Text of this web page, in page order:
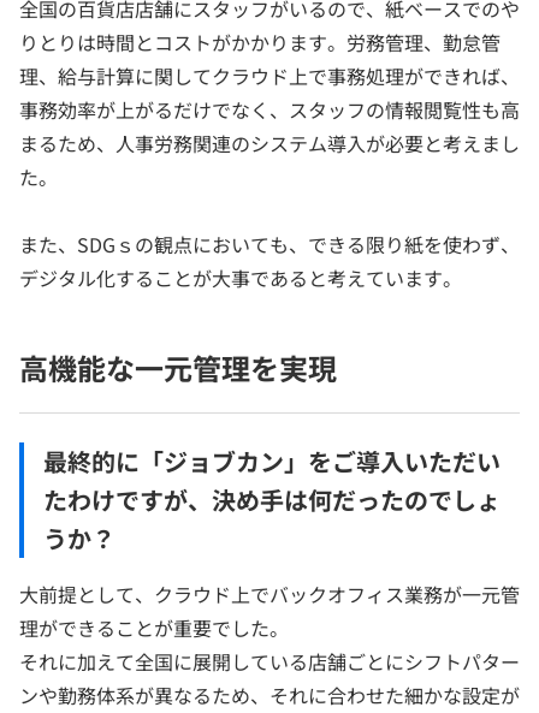
全国の百貨店店舗にスタッフがいるので、紙ベースでのや
りとりは時間とコストがかかります。労務管理、勤怠管
理、給与計算に関してクラウド上で事務処理ができれば、
事務効率が上がるだけでなく、スタッフの情報閲覧性も高
まるため、人事労務関連のシステム導入が必要と考えまし
た。
また、SDGｓの観点においても、できる限り紙を使わず、
デジタル化することが大事であると考えています。
高機能な一元管理を実現
最終的に「ジョブカン」をご導入いただい
たわけですが、決め手は何だったのでしょ
うか？
大前提として、クラウド上でバックオフィス業務が一元管
理ができることが重要でした。
それに加えて全国に展開している店舗ごとにシフトパター
ンや勤務体系が異なるため、それに合わせた細かな設定が